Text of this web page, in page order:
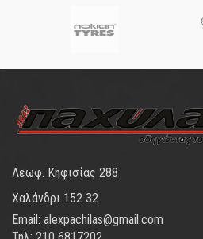
Λεωφ. Κηφισίας 288
Χαλάνδρι 152 32
Email: alexpachilas@gmail.com